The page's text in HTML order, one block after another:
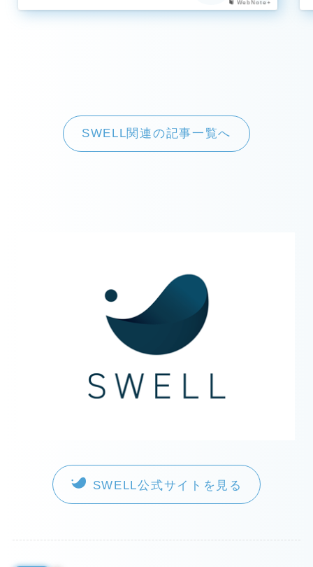
WebNote+
SWELL関連の記事一覧へ
SWELL公式サイトを見る